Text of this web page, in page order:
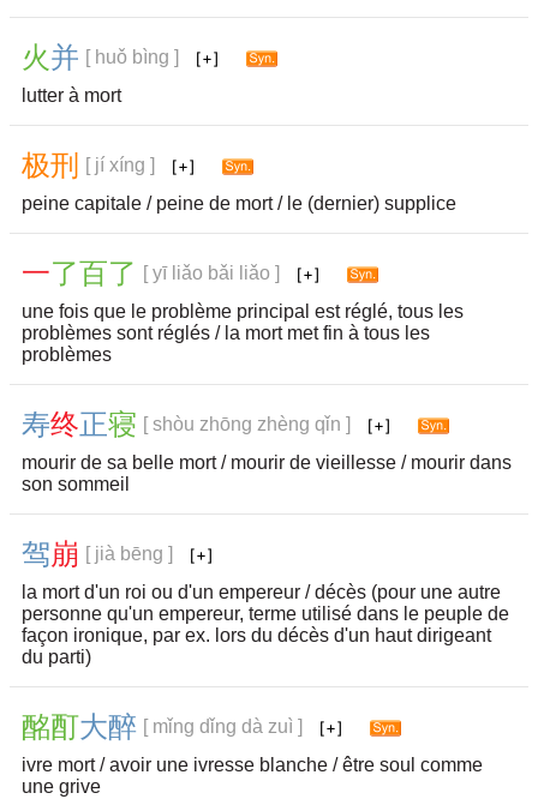
火并 [ huǒ bìng ]
lutter à mort
极刑
[ jí xíng ]
peine capitale / peine de mort / le (dernier) supplice
一了 百了 [ yī liǎo bǎi liǎo ]
une fois que le problème principal est réglé, tous les
problèmes sont réglés / la mort met fin à tous les
problèmes
寿终正寝 [ shòu zhōng zhèng qǐn ]
mourir de sa belle mort / mourir de vieillesse / mourir dans
son sommeil
驾崩 [ jià bēng ]
la mort d'un roi ou d'un empereur / décès (pour une autre
personne qu'un empereur, terme utilisé dans le peuple de
façon ironique, par ex. lors du décès d'un haut dirigeant
du parti)
酩酊大醉 [ mǐng dǐng dà zuì ]
ivre mort / avoir une ivresse blanche / être soul comme
une grive